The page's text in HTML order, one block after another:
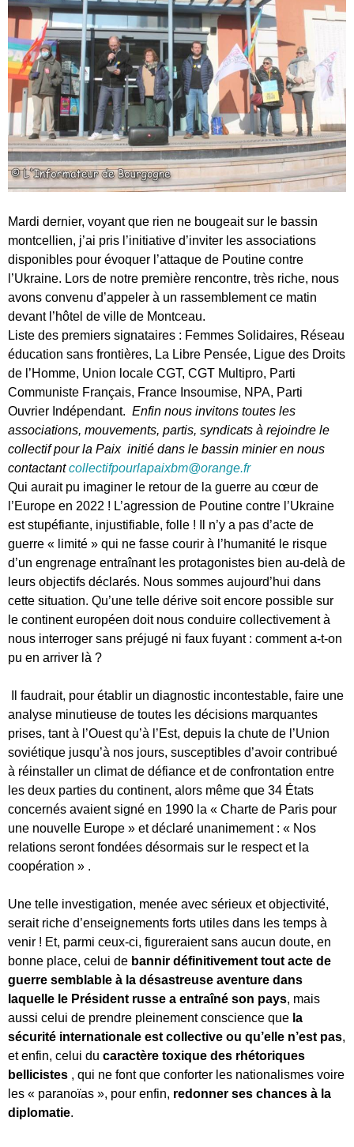
Mardi dernier, voyant que rien ne bougeait sur le bassin
montcellien, j’ai pris l’initiative d’inviter les associations
disponibles pour évoquer l’attaque de Poutine contre
l’Ukraine. Lors de notre première rencontre, très riche, nous
avons convenu d’appeler à un rassemblement ce matin
devant l’hôtel de ville de Montceau.
Liste des premiers signataires : Femmes Solidaires, Réseau
éducation sans frontières, La Libre Pensée, Ligue des Droits
de l’Homme, Union locale CGT, CGT Multipro, Parti
Communiste Français, France Insoumise, NPA, Parti
Ouvrier Indépendant. Enfin nous invitons toutes les
associations, mouvements, partis, syndicats à rejoindre le
collectif pour la Paix initié dans le bassin minier en nous
contactantcollectifpourlapaixbm@orange.fr
Qui aurait pu imaginer le retour de la guerre au cœur de
l’Europe en 2022 ! L’agression de Poutine contre l’Ukraine
est stupéfiante, injustifiable, folle ! Il n’y a pas d’acte de
guerre « limité » qui ne fasse courir à l’humanité le risque
d’un engrenage entraînant les protagonistes bien au-delà de
leurs objectifs déclarés. Nous sommes aujourd’hui dans
cette situation. Qu’une telle dérive soit encore possible sur
le continent européen doit nous conduire collectivement à
nous interroger sans préjugé ni faux fuyant : comment a-t-on
pu en arriver là ?
Il faudrait, pour établir un diagnostic incontestable, faire une
analyse minutieuse de toutes les décisions marquantes
prises, tant à l’Ouest qu’à l’Est, depuis la chute de l’Union
soviétique jusqu’à nos jours, susceptibles d’avoir contribué
à réinstaller un climat de défiance et de confrontation entre
les deux parties du continent, alors même que 34 États
concernés avaient signé en 1990 la « Charte de Paris pour
une nouvelle Europe » et déclaré unanimement : « Nos
relations seront fondées désormais sur le respect et la
coopération » .
Une telle investigation, menée avec sérieux et objectivité,
serait riche d’enseignements forts utiles dans les temps à
venir ! Et, parmi ceux-ci, figureraient sans aucun doute, en
bonne place, celui de bannir définitivement tout acte de
guerre semblable à la désastreuse aventure dans
laquelle le Président russe a entraîné son pays, mais
aussi celui de prendre pleinement conscience que la
sécurité internationale est collective ou qu’elle n’est pas,
et enfin, celui du caractère toxique des rhétoriques
bellicistes , qui ne font que conforter les nationalismes voire
les « paranoïas », pour enfin, redonner ses chances à la
diplomatie.